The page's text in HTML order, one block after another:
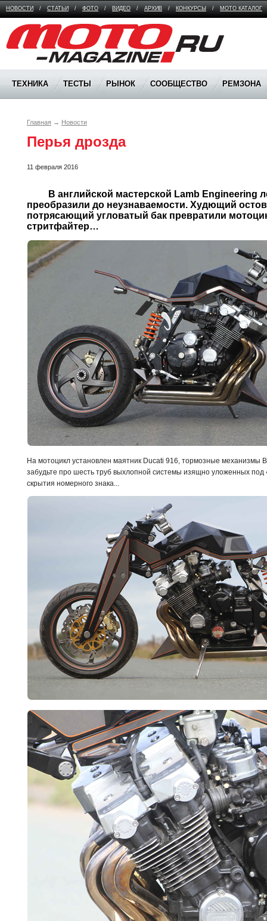
НОВОСТИ / СТАТЬИ / ФОТО / ВИДЕО / АРХИВ / КОНКУРСЫ / МОТО КАТАЛОГ
Moto Magazine
ТЕХНИКА ТЕСТЫ РЫНОК СООБЩЕСТВО РЕМЗОНА
Главная → Новости
Перья дрозда
11 февраля 2016
преобразили до неузнаваемости. Худющий
потрясающий угловатый бак превратили
На мотоцикл установлен маятник Ducati 916, тормозные механизмы
забудьте про шесть труб выхлопной системы изящно уложенных под
скрытия номерного знака...